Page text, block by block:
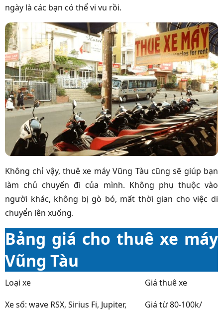
ngày là các bạn có thể vi vu rồi.
Không chỉ vậy, thuê xe máy Vũng Tàu cũng sẽ giúp bạn
làm chủ chuyến đi của mình. Không phụ thuộc vào
người khác, không bị gò bó, mất thời gian cho việc di
chuyển lên xuống.
Bảng giá cho thuê xe máy
Vũng Tàu
Loại xe
Giá thuê xe
Xe số: wave RSX, Sirius Fi, Jupiter,
Giá từ 80-100k/